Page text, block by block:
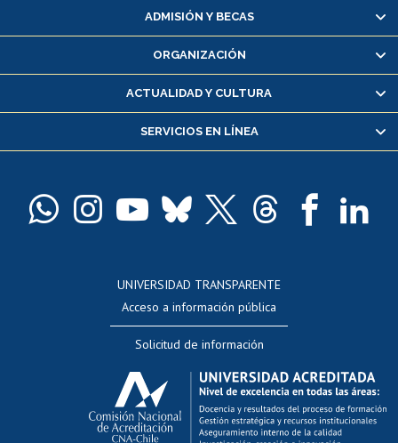
Matrícula en línea
Inscripción y cambio de asignaturas
Consulta y certificado de notas
Servicio médico y dental
Pago de arancel y crédito alumnos
Docentes
Evaluación docente
Calificación académica
Postulación al AUCAI
Funcionarias/os
ADMISIÓN Y BECAS
ORGANIZACIÓN
ACTUALIDAD Y CULTURA
SERVICIOS EN LÍNEA
UNIVERSIDAD TRANSPARENTE
Acceso a información pública
Solicitud de información